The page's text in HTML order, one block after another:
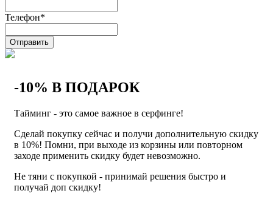
Телефон*
Отправить
-10% В ПОДАРОК
Тайминг - это самое важное в серфинге!
Сделай покупку сейчас и получи дополнительную скидку
в 10%! Помни, при выходе из корзины или повторном
заходе применить скидку будет невозможно.
Не тяни с покупкой - принимай решения быстро и
получай доп скидку!